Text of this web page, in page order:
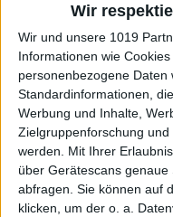
Wir
Wir und unsere 1019
Informationen wie
personenbezogene Daten
Standardinformationen,
Werbung und Inhalte,
Zielgruppenforschung
werden.
Mit Ihrer
über Gerätescans
abfragen. Sie können auf
klicken, um der o. a.